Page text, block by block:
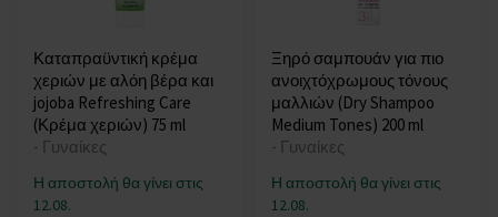
Καταπραϋντική κρέμα
χεριών με αλόη βέρα και
jojoba Refreshing Care
(Κρέμα χεριών) 75 ml
- Γυναίκες
Η αποστολή θα γίνει στις
12.08.
Ξηρό σαμπουάν για πιο
ανοιχτόχρωμους τόνους
μαλλιών (Dry Shampoo
Medium Tones) 200 ml
- Γυναίκες
Η αποστολή θα γίνει στις
12.08.